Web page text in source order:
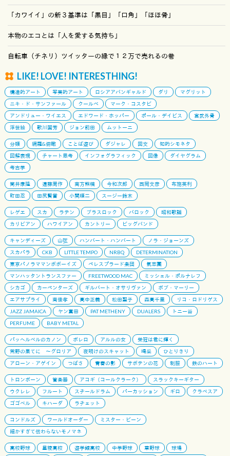
「カワイイ」の新３基準は「黒目」「口角」「ほほ骨」
本物のエコとは「人を愛する気持ち」
自転車（チネリ）ツイッターの縁で１２万で売れるの巻
LIKE! LOVE! INTERESTHING!
構造的アート 写実的アート ロシアアバンギャルド ダリ
マグリット
ニキ・ド・サンファール
クールベ
マーク・コスタビ
アンドリュー・ワイエス
エドワード・ホッパー ポール・デイビス
宮武外骨
浮世絵
歌川国芳 ジョン前田 ムットーニ
分類 網羅&俯瞰 ことば遊び ダジャレ 回文
知的シモネタ
図解表現
チャート思考 インフォグラフィック 図像
ダイヤグラム
考古学
筒井康隆 遠藤周作 南方熊楠 今和次郎 西岡文彦
布施英利
町田忍
田尻賢誉 小関順二 スージー鈴木
レゲエ スカ ラテン ブラスロック バロック
昭和歌謡
カリビアン
ハワイアン カントリー ビッグバンド
キャンディーズ 山弦 ハンバート・ハンバート
ノラ・ジョーンズ
スカパラ
CKB LITTLE TEMPO NRBQ
DETERMINATION
東京パノラママンボボーイズ
ペレスプラード楽団
氣志團
マンハッタントランスファー
FREETWOOD MAC
ミッシェル・ポルナレフ
シカゴ
カーペンターズ ギルバート・オサリヴァン
ボブ・マーリー
エアサプライ
南佳孝 高中正義 松田聖子 森高千里
リコ・ロドリゲス
JAZZ JAMAICA
ヤン富田 PAT METHENY DUALERS
トニー谷
PERFUME
BABY METAL
パッヘルベルのカノン ボレロ アルルの女
栄冠は君に輝く
荒野の果てに 〜グロリア
夜明けのスキャット 喝采
ひとりきり
アローン・アゲイン
つばさ 青春の影 サボテンの花 制服 鉄のハート
トロンボーン 管楽器 アコギ（コールクラーク）
スラックキーギター
ウクレレ
フルート スチールドラム パーカッション ギロ
クラベスア
ゴゴベル
キハーダ ラチェット
コンドルズ ワールドオーダー
ミスター・ビーン
細かすぎて伝わらないモノマネ
高校野球 星稜高校 遊学館高校 中学野球 草野球
球場